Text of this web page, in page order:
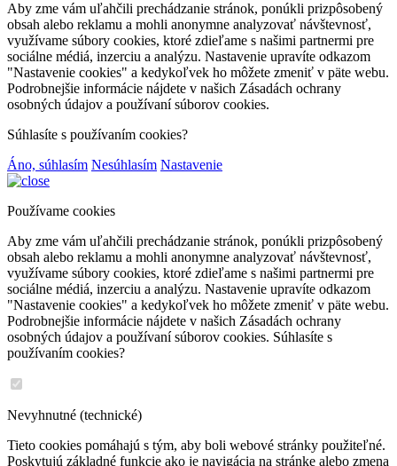
Aby zme vám uľahčili prechádzanie stránok, ponúkli prizpôsobený
obsah alebo reklamu a mohli anonymne analyzovať návštevnosť,
využívame súbory cookies, ktoré zdieľame s našimi partnermi pre
sociálne médiá, inzerciu a analýzu. Nastavenie upravíte odkazom
"Nastavenie cookies" a kedykoľvek ho môžete zmeniť v päte webu.
Podrobnejšie informácie nájdete v našich Zásadách ochrany
osobných údajov a používaní súborov cookies.
Súhlasíte s používaním cookies?
Áno, súhlasím Nesúhlasím Nastavenie
Používame cookies
Aby zme vám uľahčili prechádzanie stránok, ponúkli prizpôsobený
obsah alebo reklamu a mohli anonymne analyzovať návštevnosť,
využívame súbory cookies, ktoré zdieľame s našimi partnermi pre
sociálne médiá, inzerciu a analýzu. Nastavenie upravíte odkazom
"Nastavenie cookies" a kedykoľvek ho môžete zmeniť v päte webu.
Podrobnejšie informácie nájdete v našich Zásadách ochrany
osobných údajov a používaní súborov cookies. Súhlasíte s
používaním cookies?
Nevyhnutné (technické)
Tieto cookies pomáhajú s tým, aby boli webové stránky použiteľné.
Poskytujú základné funkcie ako je navigácia na stránke alebo zmena